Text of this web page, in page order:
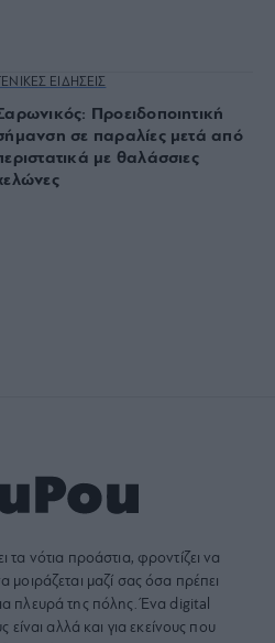
ΓΕΝΙΚΕΣ ΕΙΔΗΣΕΙΣ
Προειδοποιητική
σε παραλίες μετά από
με θαλάσσιες
τα νότια προάστια, φροντίζει να
μοιράζεται μαζί σας όσα πρέπει
πλευρά της πόλης. Ένα digital
αλλά και για εκείνους που